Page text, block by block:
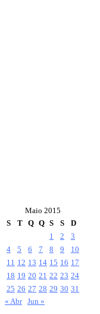
Maio 2015
S
T Q Q S S
D
1
2
3
4
5 6 7 8 9
10
11 12 13 14 15 16 17
18 19 20 21 22 23 24
25 26 27 28 29 30 31
« Abr Jun »